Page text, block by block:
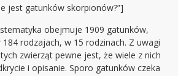
jest gatunków skorpionów?”]
obejmuje 1909 gatunków,
rodzajach, w 15 rodzinach. Z uwagi
zwierząt pewne jest, że wiele z nich
i opisanie. Sporo gatunków czeka